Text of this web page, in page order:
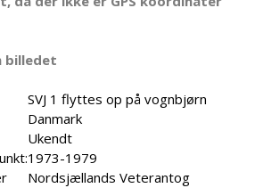
billedet
SVJ 1 flyttes op på vognbjørn
Danmark
Ukendt
1973-1979
Nordsjællands Veterantog